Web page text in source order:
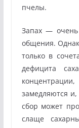
пчелы.
Запах — очень
общения.
только в
дефицита
замедляются
сбор может
слаще